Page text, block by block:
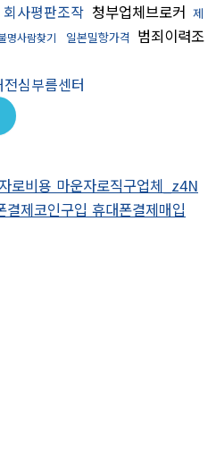
회사평판조작 청부업체브로커 제
명사람찾기 일본밀항가격 범죄이력조
전심부름센터
비용 마운자로직구업체_z4N
제코인구입 휴대폰결제매입